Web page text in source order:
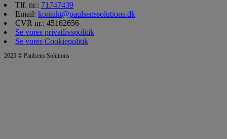
Tlf. nr.: 71747439
Email: kontakt@paulsenssolutions.dk
CVR nr.: 45162656
Se vores privatlivspolitik
Se vores Cookiepolitik
2025 © Paulsens Solutions